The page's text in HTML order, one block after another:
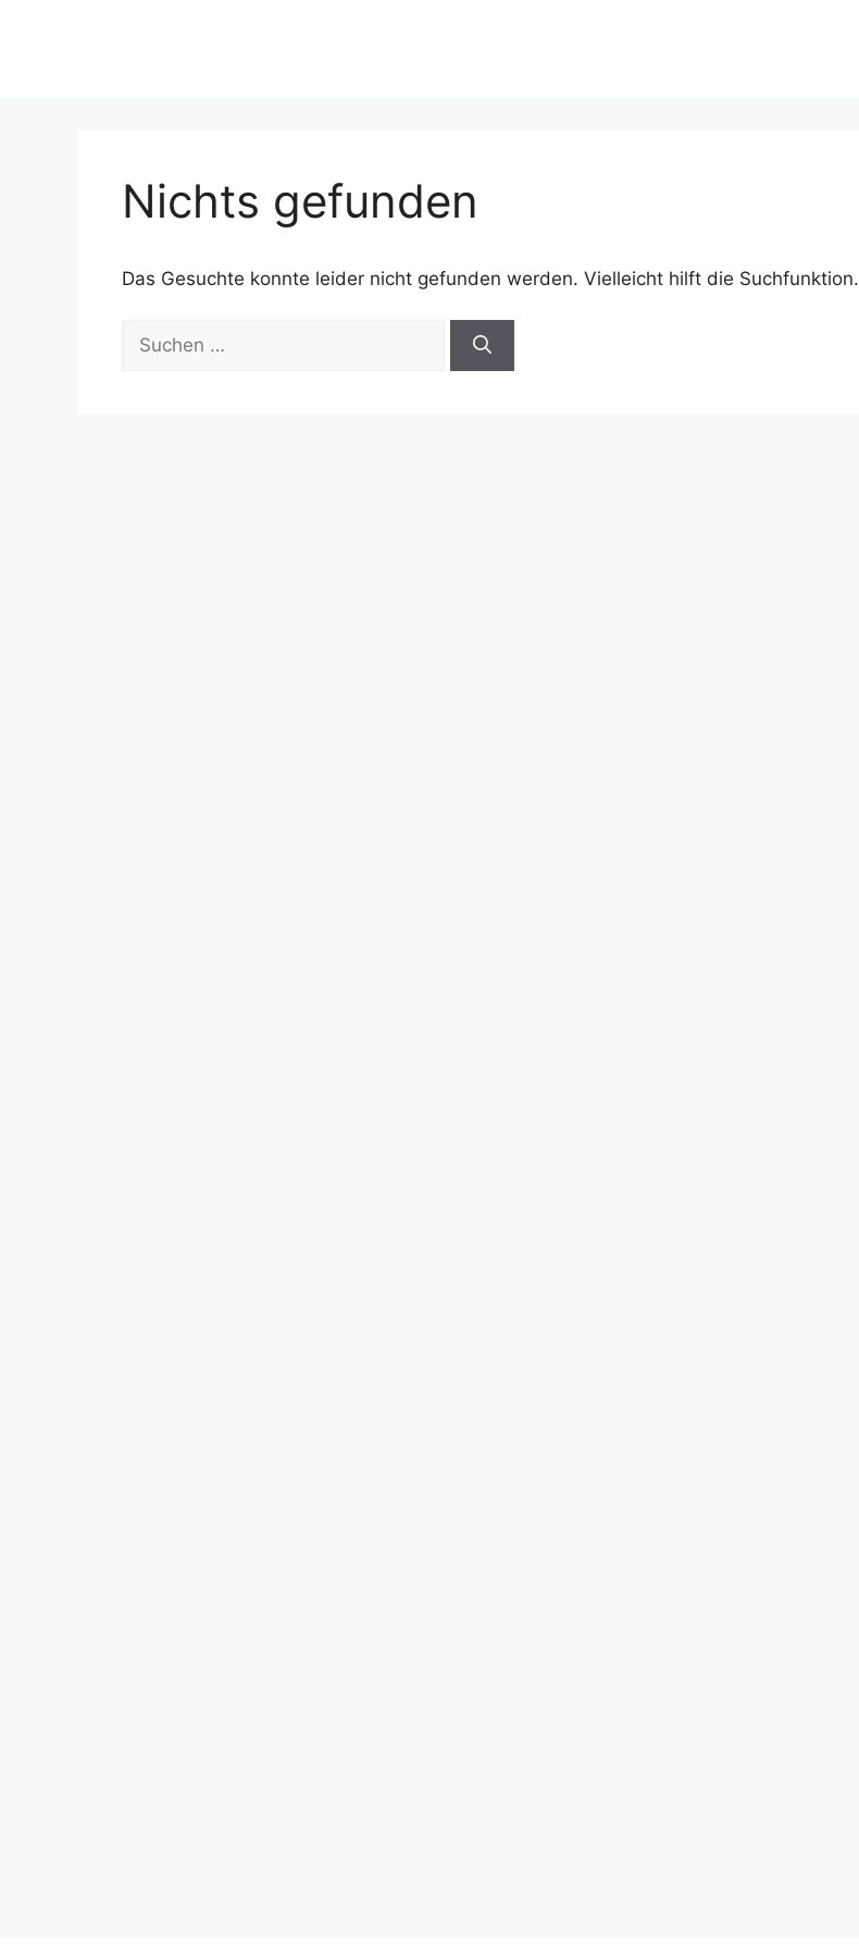
Nichts gefunden
Das Gesuchte konnte leider nicht gefunden werden. Vielleicht hilft die Suchfunktion.
Suchen
nach: